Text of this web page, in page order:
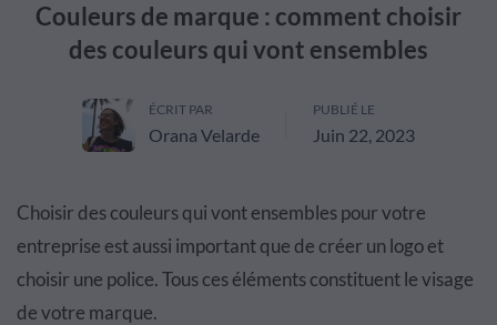
Couleurs de marque : comment choisir
des couleurs qui vont ensembles
ÉCRIT PAR
Orana Velarde
PUBLIÉ LE
Juin 22, 2023
Choisir des couleurs qui vont ensembles pour votre
entreprise est aussi important que de créer un logo et
choisir une police. Tous ces éléments constituent le visage
de votre marque.